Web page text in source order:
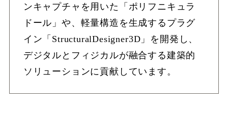
ンキャプチャを用いた「ポリフニキュラ
ドール」や、軽量構造を生成するプラグ
イン「StructuralDesigner3D」を開発し、
デジタルとフィジカルが融合する建築的
ソリューションに貢献しています。